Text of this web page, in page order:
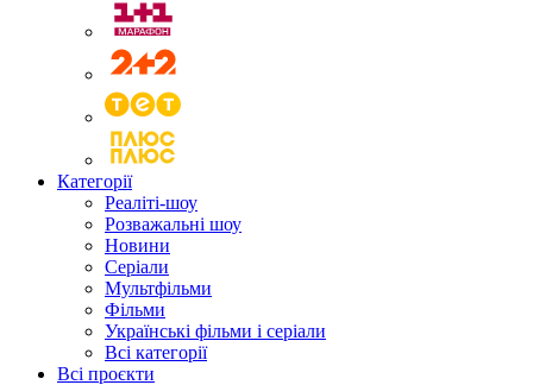
Категорії
Реаліті-шоу
Розважальні шоу
Новини
Серіали
Мультфільми
Фільми
Українські фільми і серіали
Всі категорії
Всі проєкти